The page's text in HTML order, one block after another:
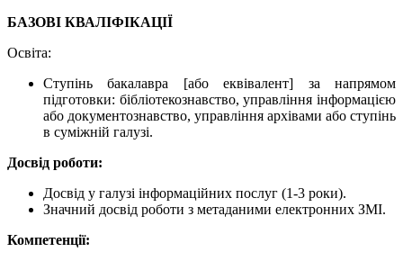
БАЗОВІ КВАЛІФІКАЦІЇ
Освіта:
Ступінь бакалавра [або еквівалент] за напрямом
підготовки: бібліотекознавство, управління інформацією
або документознавство, управління архівами або ступінь
в суміжній галузі.
Досвід роботи:
Досвід у галузі інформаційних послуг (1-3 роки).
Значний досвід роботи з метаданими електронних ЗМІ.
Компетенції: